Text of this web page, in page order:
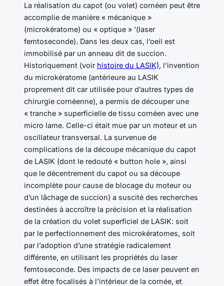
La réalisation du capot (ou volet) cornéen peut être
accomplie de manière « mécanique »
(microkératome) ou « optique » ‘(laser
femtoseconde). Dans les deux cas, l’oeil est
immobilisé par un anneau dit de succion.
Historiquement (voir histoire du LASIK), l’invention
du microkératome (antérieure au LASIK
proprement dit car utilisée pour d’autres types de
chirurgie cornéenne), a permis de découper une
« tranche » superficielle de tissu cornéen avec une
micro lame. Celle-ci était mue par un moteur et un
oscillateur transversal. La survenue de
complications de la découpe mécanique du capot
de LASIK (dont le redouté « button hole », ainsi
que le décentrement du capot ou sa découpe
incomplète pour cause de blocage du moteur ou
d’un lâchage de succion) a suscité des recherches
destinées à accroître la précision et la réalisation
de la création du volet superficiel de LASIK: soit
par le perfectionnement des microkératomes, soit
par l’adoption d’une stratégie radicalement
différente, en utilisant les propriétés du laser
femtoseconde. Des impacts de ce laser peuvent en
effet être focalisés à l’intérieur de la cornée, et